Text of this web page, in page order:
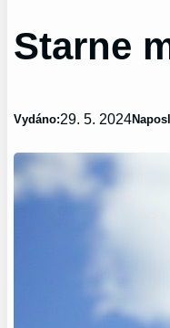
Starne
Vydáno:29. 5. 2024